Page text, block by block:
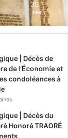
35 ℃
mer
| Décès de
de l’Économie et
condoléances à
| Décès du
Honoré TRAORÉ